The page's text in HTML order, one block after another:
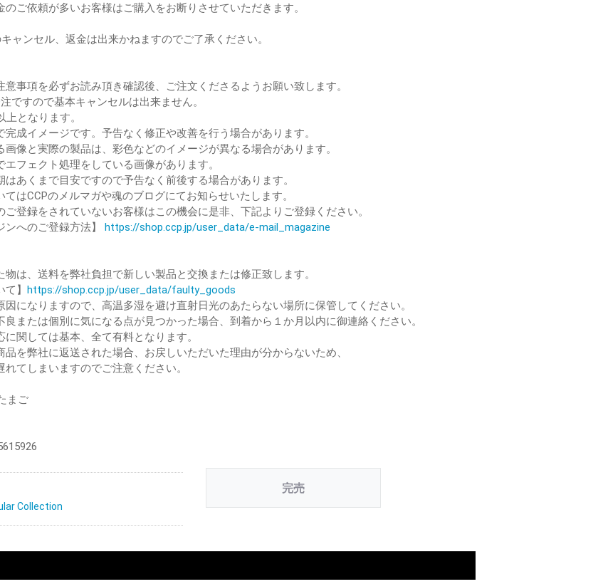
のご依頼が多いお客様はご購入をお断りさせていただきます。
ャンセル、返金は出来かねますのでご了承ください。
意事項を必ずお読み頂き確認後、ご注文くださるようお願い致します。
ですので基本キャンセルは出来ません。
上となります。
完成イメージです。予告なく修正や改善を行う場合があります。
画像と実際の製品は、彩色などのイメージが異なる場合があります。
エフェクト処理をしている画像があります。
はあくまで目安ですので予告なく前後する場合があります。
てはCCPのメルマガや魂のブログにてお知らせいたします。
登録をされていないお客様はこの機会に是非、下記よりご登録ください。
へのご登録方法】 https://shop.ccp.jp/user_data/e-mail_magazine
物は、送料を弊社負担で新しい製品と交換または修正致します。
】 https://shop.ccp.jp/user_data/faulty_goods
因になりますので、高温多湿を避け直射日光のあたらない場所に保管してください。
良または個別に気になる点が見つかった場合、到着から１か月以内に御連絡ください。
関しては基本、全て有料となります。
品を弊社に返送された場合、お戻しいただいた理由が分からないため、
てしまいますのでご注意ください。
まご
完売
Collection